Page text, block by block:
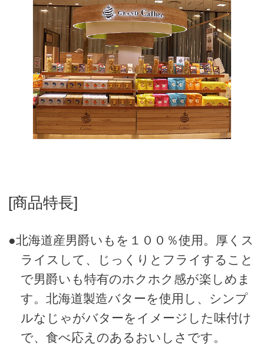
[商品特長]
●北海道産男爵いもを１００％使用。厚くス
ライスして、じっくりとフライすること
で男爵いも特有のホクホク感が楽しめま
す。北海道製造バターを使用し、シンプ
ルなじゃがバターをイメージした味付け
で、食べ応えのあるおいしさです。